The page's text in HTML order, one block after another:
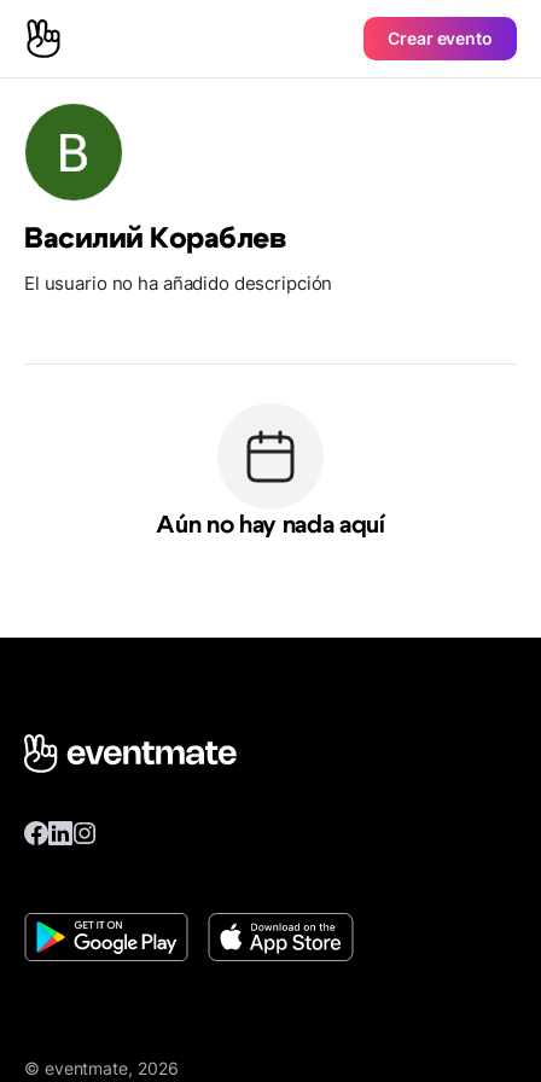
Crear evento
Василий Кораблев
El usuario no ha añadido descripción
Aún no hay nada aquí
© eventmate, 2026